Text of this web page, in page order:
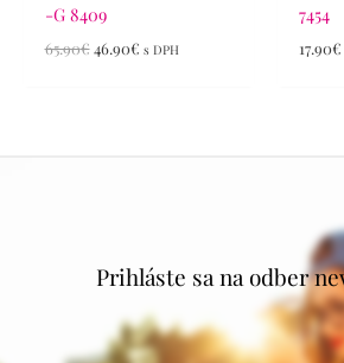
-G 8409
65.90€ 46.90€ s DPH
7454
17.90€
Prihláste sa na odber